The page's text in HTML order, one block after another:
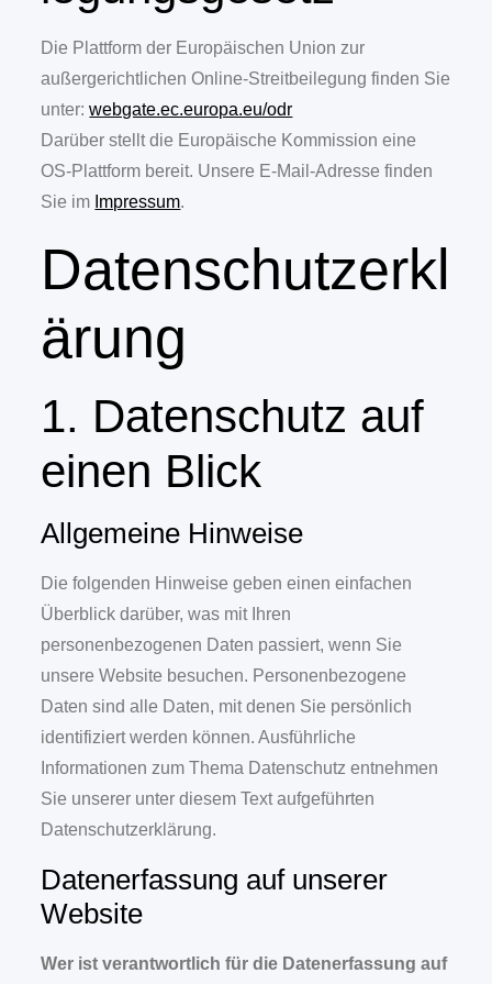
Die Plattform der Europäischen Union zur
außergerichtlichen Online-Streitbeilegung finden Sie
unter:webgate.ec.europa.eu/odr
Darüber stellt die Europäische Kommission eine
OS-Plattform bereit. Unsere E-Mail-Adresse finden
Sie im Impressum.
Datenschutzerkl
ärung
1. Datenschutz auf
einen Blick
Allgemeine Hinweise
Die folgenden Hinweise geben einen einfachen
Überblick darüber, was mit Ihren
personenbezogenen Daten passiert, wenn Sie
unsere Website besuchen. Personenbezogene
Daten sind alle Daten, mit denen Sie persönlich
identifiziert werden können. Ausführliche
Informationen zum Thema Datenschutz entnehmen
Sie unserer unter diesem Text aufgeführten
Datenschutzerklärung.
Datenerfassung auf unserer
Website
Wer ist verantwortlich für die Datenerfassung auf